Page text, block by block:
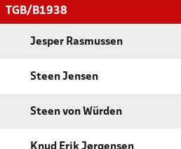
TGB/B1938
Jesper Rasmussen
Steen Jensen
Steen von Würden
Knud Erik Jørgensen